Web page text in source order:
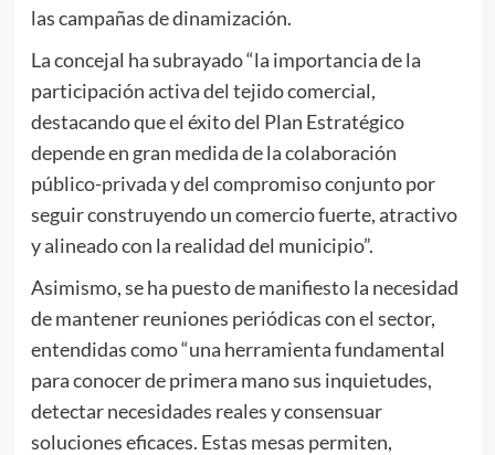
las campañas de dinamización.
La concejal ha subrayado “la importancia de la
participación activa del tejido comercial,
destacando que el éxito del Plan Estratégico
depende en gran medida de la colaboración
público-privada y del compromiso conjunto por
seguir construyendo un comercio fuerte, atractivo
y alineado con la realidad del municipio”.
Asimismo, se ha puesto de manifiesto la necesidad
de mantener reuniones periódicas con el sector,
entendidas como “una herramienta fundamental
para conocer de primera mano sus inquietudes,
detectar necesidades reales y consensuar
soluciones eficaces. Estas mesas permiten,